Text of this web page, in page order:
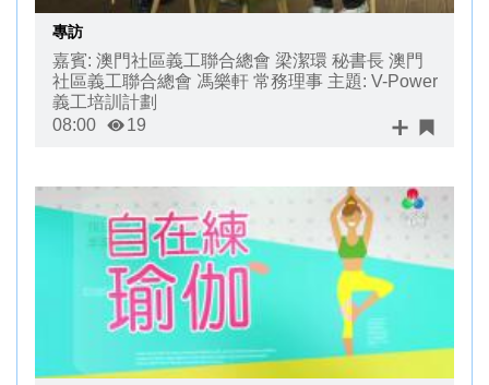
專訪
嘉賓: 澳門社區義工聯合總會 梁潔環 秘書長 澳門
社區義工聯合總會 馮樂軒 常務理事 主題: V-Power
義工培訓計劃
08:00
19